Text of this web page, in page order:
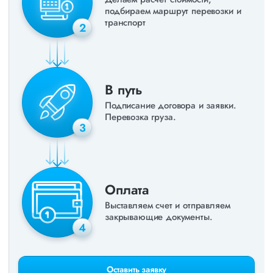
2
подбираем маршрут перевозки и
транспорт
3
В путь
Подписание договора и заявки.
Перевозка груза.
4
Оплата
Выставляем счет и отправляем
закрывающие документы.
Оставить заявку